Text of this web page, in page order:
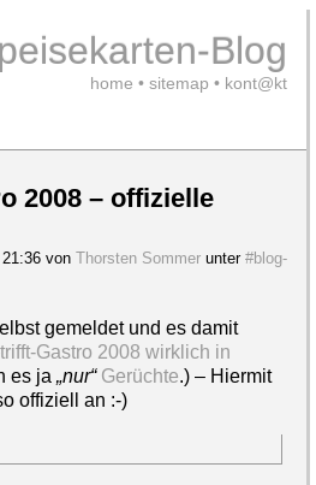
Blog
home • sitemap • kont@kt
2008 – offizielle
von Thorsten Sommer unter #blog-
gemeldet und es damit
Gastro 2008 wirklich in
es ja „nur“ Gerüchte.) – Hiermit
offiziell an :-)